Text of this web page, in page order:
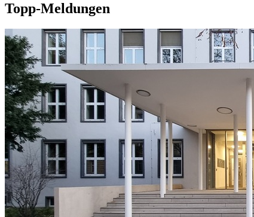
Topp-Meldungen